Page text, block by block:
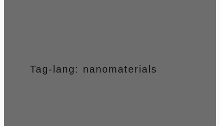
Tag-lang: nanomaterials